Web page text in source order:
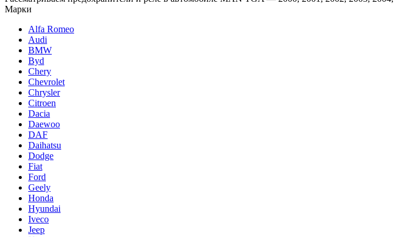
Марки
Alfa Romeo
Audi
BMW
Byd
Chery
Chevrolet
Chrysler
Citroen
Dacia
Daewoo
DAF
Daihatsu
Dodge
Fiat
Ford
Geely
Honda
Hyundai
Iveco
Jeep